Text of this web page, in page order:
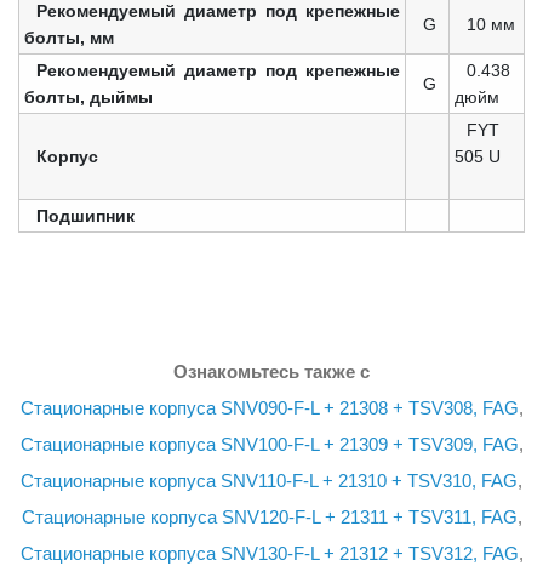
Рекомендуемый диаметр под крепежные
болты, мм
G 10 мм
Рекомендуемый диаметр под крепежные
болты, дыймы
G
0.438
дюйм
Корпус
FYT
505 U
Подшипник
Ознакомьтесь также с
Стационарные корпуса SNV090-F-L + 21308 + TSV308, FAG,
Стационарные корпуса SNV100-F-L + 21309 + TSV309, FAG,
Стационарные корпуса SNV110-F-L + 21310 + TSV310, FAG,
Стационарные корпуса SNV120-F-L + 21311 + TSV311, FAG,
Стационарные корпуса SNV130-F-L + 21312 + TSV312, FAG,